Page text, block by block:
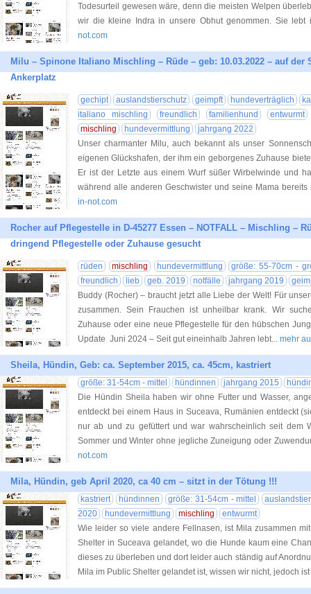
Todesurteil gewesen wäre, denn die meisten Welpen
wir die kleine Indra in unsere Obhut genommen. Sie lebt
not.com
Milu – Spinone Italiano Mischling – Rüde – geb: 10.03.2022 – auf der
Ankerplatz
gechipt auslandstierschutz geimpft hundeverträglich
italiano mischling
freundlich familienhund
entwurmt
mischling
hundevermittlung
jahrgang 2022
Unser charmanter Milu, auch bekannt als unser
eigenen Glückshafen, der ihm ein geborgenes Zuhause
Er ist der Letzte aus einem Wurf süßer Wirbelwinde und
während alle anderen Geschwister und seine Mama bereits
in-not.com
Rocher auf Pflegestelle in D-45277 Essen – NOTFALL – Mischling –
dringend Pflegestelle oder Zuhause gesucht
rüden mischling hundevermittlung
größe: 55-70cm -
freundlich
lieb geb. 2019 notfälle jahrgang 2019
Buddy (Rocher) – braucht jetzt alle Liebe der Welt! Für
zusammen. Sein Frauchen ist unheilbar krank. Wir
Zuhause oder eine neue Pflegestelle für den hübschen
Update Juni 2024 – Seit gut eineinhalb Jahren lebt... mehr
Sheila, Hündin, Geb: ca. September 2015, ca. 45cm, kastriert
größe: 31-54cm - mittel hündinnen jahrgang 2015
Die Hündin Sheila haben wir ohne Futter und Wasser,
entdeckt bei einem Haus in Suceava, Rumänien entdeckt
nur ab und zu gefüttert und war wahrscheinlich seit dem
Sommer und Winter ohne jegliche Zuneigung oder
not.com
Mila, Hündin, geb April 2020, ca 40 cm – sitzt in der Tötung !!!
kastriert hündinnen größe: 31-54cm - mittel
2020
hundevermittlung mischling
entwurmt
Wie leider so viele andere Fellnasen, ist Mila zusammen
Shelter in Suceava gelandet, wo die Hunde kaum eine
dieses zu überleben und dort leider auch ständig auf
Mila im Public Shelter gelandet ist, wissen wir nicht, jedoch ist